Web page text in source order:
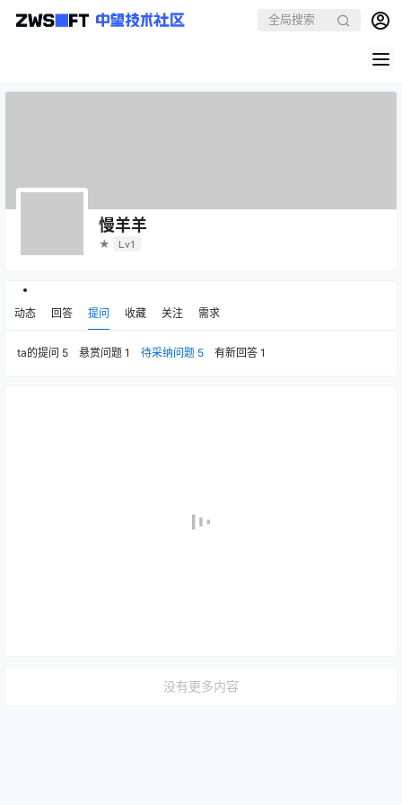
慢羊羊
★ Lv1
动态 回答 提问 收藏 关注 需求
ta的提问 5 悬赏问题 1 待采纳问题 5 有新回答 1
没有更多内容